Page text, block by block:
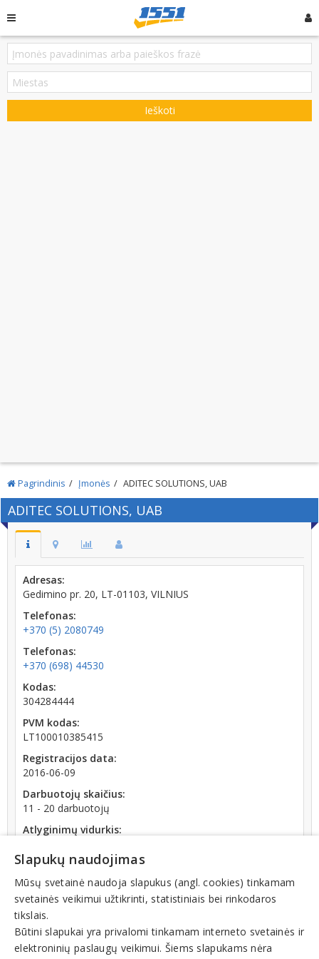
Ieškoti
Pagrindinis Įmonės ADITEC SOLUTIONS, UAB
ADITEC SOLUTIONS, UAB
Adresas:
Gedimino pr. 20, LT-01103, VILNIUS
Telefonas:
+370 (5) 2080749
Telefonas:
+370 (698) 44530
Kodas:
304284444
PVM kodas:
LT100010385415
Registracijos data:
2016-06-09
Darbuotojų skaičius:
11 - 20 darbuotojų
Atlyginimų vidurkis:
SoDra įmokų suma:
10 757,17 € (2026 m. 06 mėn.)
Apyvarta:
833 690 €, pelnas po mokesčių 4,7 % (2025 m.)
Slapukų naudojimas
Mūsų svetainė naudoja slapukus (angl. cookies) tinkamam
svetainės veikimui užtikrinti, statistiniais bei rinkodaros
tikslais.
Būtini slapukai yra privalomi tinkamam interneto svetainės ir
elektroninių paslaugų veikimui. Šiems slapukams nėra